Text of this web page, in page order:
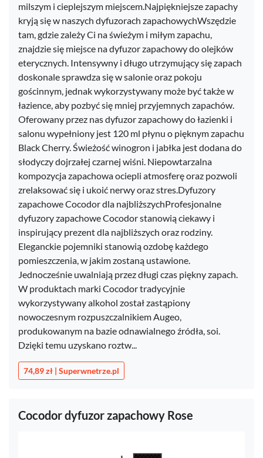
milszym i cieplejszym miejscem.Najpiękniejsze zapachy
kryją się w naszych dyfuzorach zapachowychWszędzie
tam, gdzie zależy Ci na świeżym i miłym zapachu,
znajdzie się miejsce na dyfuzor zapachowy do olejków
eterycznych. Intensywny i długo utrzymujący się zapach
doskonale sprawdza się w salonie oraz pokoju
gościnnym, jednak wykorzystywany może być także w
łazience, aby pozbyć się mniej przyjemnych zapachów.
Oferowany przez nas dyfuzor zapachowy do łazienki i
salonu wypełniony jest 120 ml płynu o pięknym zapachu
Black Cherry. Świeżość winogron i jabłka jest dodana do
słodyczy dojrzałej czarnej wiśni. Niepowtarzalna
kompozycja zapachowa ociepli atmosferę oraz pozwoli
zrelaksować się i ukoić nerwy oraz stres.Dyfuzory
zapachowe Cocodor dla najbliższychProfesjonalne
dyfuzory zapachowe Cocodor stanowią ciekawy i
inspirujący prezent dla najbliższych oraz rodziny.
Eleganckie pojemniki stanowią ozdobę każdego
pomieszczenia, w jakim zostaną ustawione.
Jednocześnie uwalniają przez długi czas piękny zapach.
W produktach marki Cocodor tradycyjnie
wykorzystywany alkohol został zastąpiony
nowoczesnym rozpuszczalnikiem Augeo,
produkowanym na bazie odnawialnego źródła, soi.
Dzięki temu uzyskano roztw...
74,89 zł | Superwnetrze.pl
Cocodor dyfuzor zapachowy Rose